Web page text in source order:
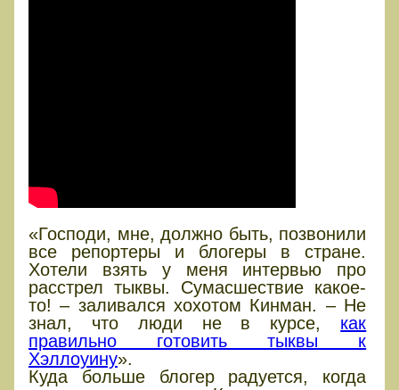
«Господи, мне, должно быть, позвонили
все репортеры и блогеры в стране.
Хотели взять у меня интервью про
расстрел тыквы. Сумасшествие какое-
то! – заливался хохотом Кинман. – Не
знал, что люди не в курсе, как
правильно готовить тыквы к
Хэллоуину».
Куда больше блогер радуется, когда